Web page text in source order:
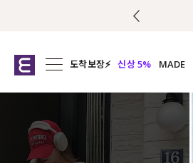
도착보장⚡ 신상 5%
MADE
익스클루시브
티셔츠